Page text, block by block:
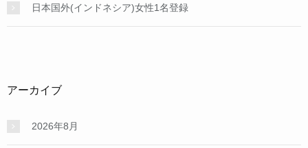
日本国外(インドネシア)女性1名登録
アーカイブ
2026年8月